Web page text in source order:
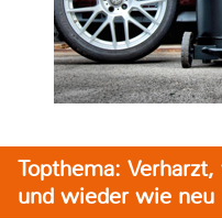
Topthema:
und wieder wie neu